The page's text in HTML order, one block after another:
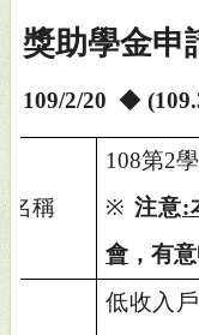
獎助學金申
109/2/20 ◆
名稱
108第2
※ 注意:
會 ，有
低收入